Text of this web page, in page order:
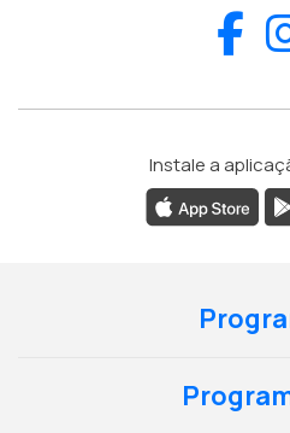
Instale a